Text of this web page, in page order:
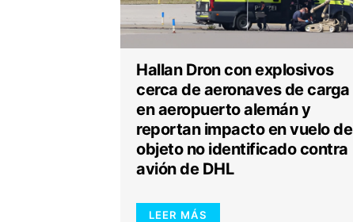
Hallan Dron con explosivos
cerca de aeronaves de carga
en aeropuerto alemán y
reportan impacto en vuelo de
objeto no identificado contra
avión de DHL
LEER MÁS